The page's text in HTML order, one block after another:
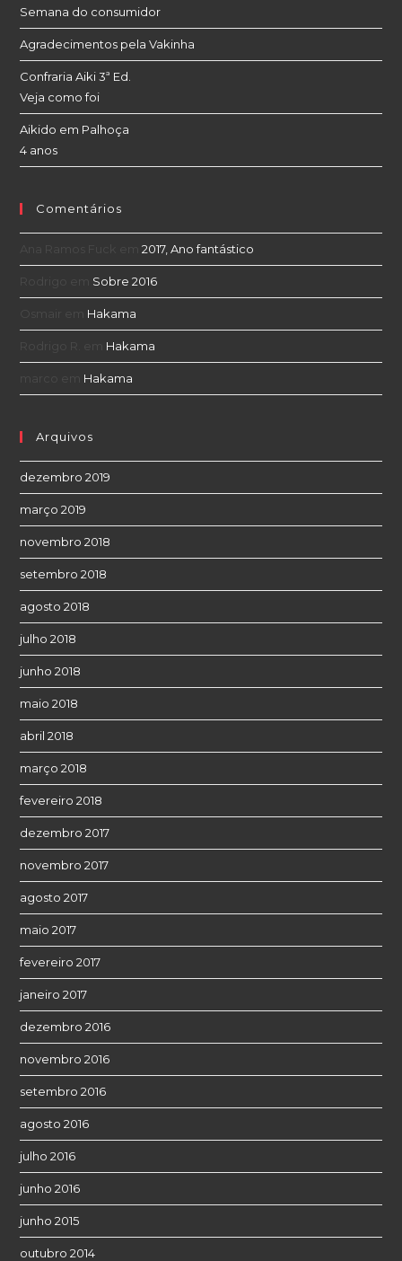
Semana do consumidor
Agradecimentos pela Vakinha
Confraria Aiki 3ª Ed.
Veja como foi
Aikido em Palhoça
4 anos
Comentários
em2017, Ano fantástico
Sobre 2016
Hakama
Hakama
Hakama
Arquivos
dezembro 2019
março 2019
novembro 2018
setembro 2018
agosto 2018
julho 2018
junho 2018
maio 2018
abril 2018
março 2018
fevereiro 2018
dezembro 2017
novembro 2017
agosto 2017
maio 2017
fevereiro 2017
janeiro 2017
dezembro 2016
novembro 2016
setembro 2016
agosto 2016
julho 2016
junho 2016
junho 2015
outubro 2014